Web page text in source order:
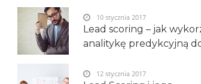
Lead scoring – jak
analitykę predykcyjną
10 stycznia 2017
12 stycznia 2017